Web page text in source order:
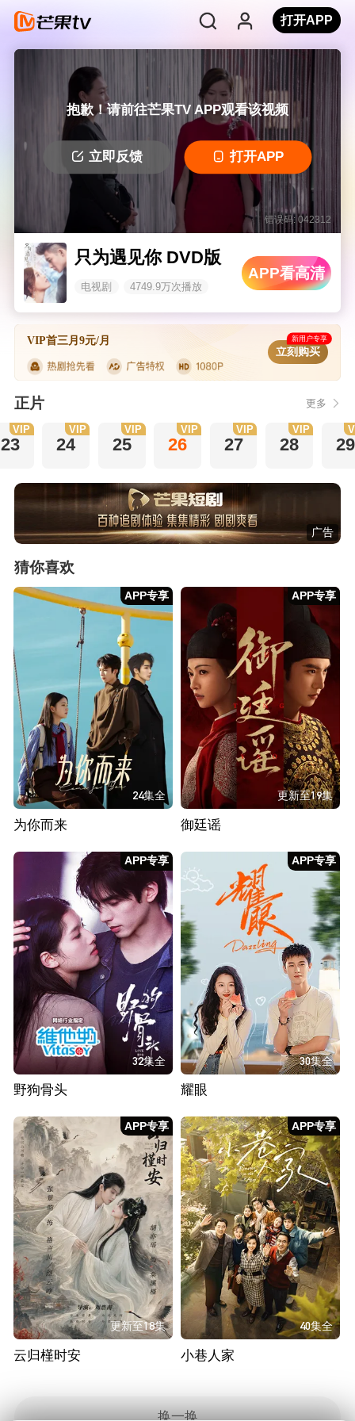
打开APP
抱歉！请前往芒果TV APP观看该视频
立即反馈 打开APP
错误码: 042312
只为遇见你 DVD版
电视剧 4749.9万次播放
APP看高清
VIP首三月9元/月 新用户专享
立刻购买
正片 更多
23
VIP
24
VIP
25
VIP
26
VIP
27
VIP
28
VIP
29
广告
猜你喜欢
APP专享
24集全
为你而来
APP专享
更新至19集
御廷谣
APP专享
32集全
野狗骨头
APP专享
30集全
耀眼
APP专享
更新至18集
云归槿时安
APP专享
40集全
小巷人家
换一换